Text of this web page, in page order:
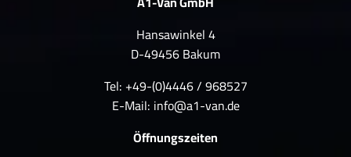
Hansawinkel 4
D-49456 Bakum
Tel: +49-(0)4446 / 968527
E-Mail: info@a1-van.de
Öffnungszeiten